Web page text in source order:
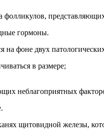
фолликулов,
гормоны.
фоне двух
в размере;
неблагоприятных
щитовидной железы,